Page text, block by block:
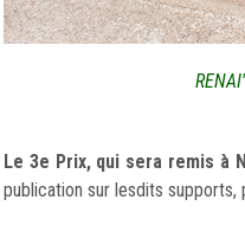
Le 3e Prix, qui sera remis à
publication sur lesdits supports,